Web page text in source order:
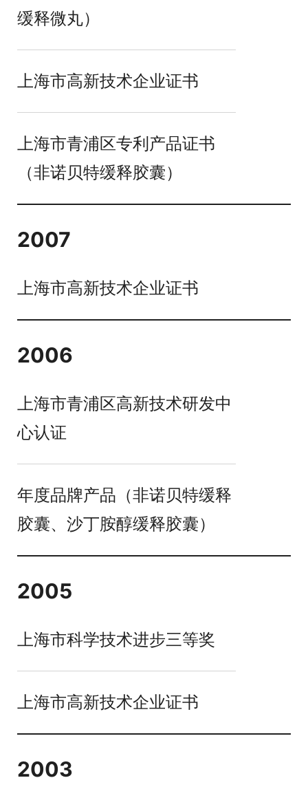
缓释微丸）
上海市高新技术企业证书
上海市青浦区专利产品证书
（非诺贝特缓释胶囊）
2007
上海市高新技术企业证书
2006
上海市青浦区高新技术研发中
心认证
年度品牌产品（非诺贝特缓释
胶囊、沙丁胺醇缓释胶囊）
2005
上海市科学技术进步三等奖
上海市高新技术企业证书
2003